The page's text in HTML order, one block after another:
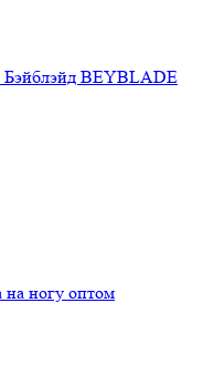
Бэйблэйд BEYBLADE
на ногу оптом